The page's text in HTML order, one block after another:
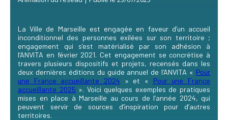
La Ville de Marseille est engagée en faveur d’un accueil
inconditionnel des personnes exilées sur son territoire ;
engagement qui s’est matérialisé par son adhésion à
l’ANVITA en février 2021. Cet engagement se concrétise à
travers plusieurs dispositifs et projets, recensés dans les
deux dernières éditions du guide annuel de l’ANVITA « Pour
une France accueillante 2024 » et « Pour une France
accueillante 2025 ». Voici quelques exemples de pratiques
mises en place à Marseille au cours de l’année 2024, qui
peuvent servir de sources d’inspiration pour d’autres
territoires.